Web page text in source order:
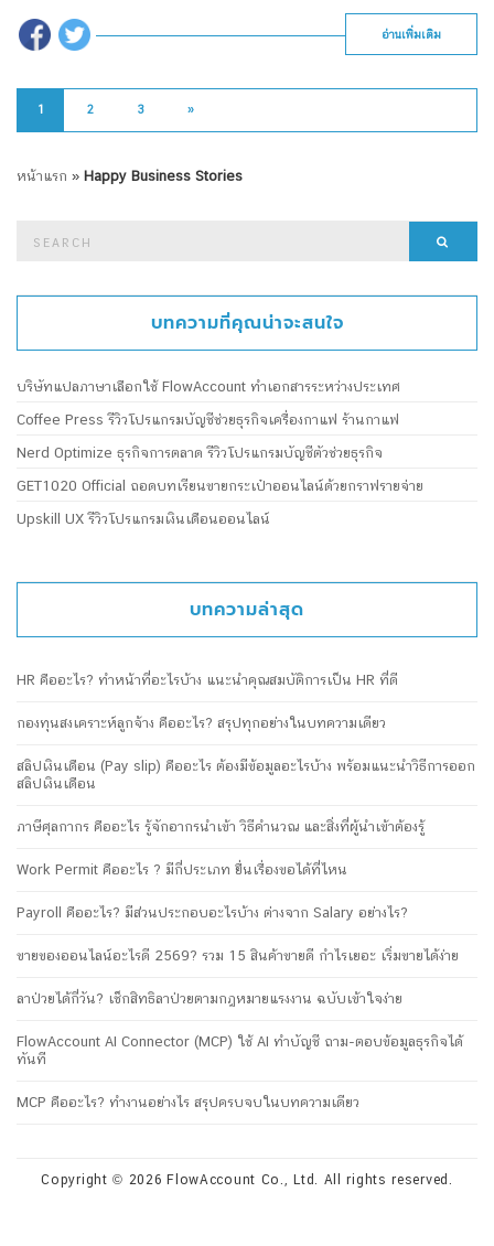
อ่านเพิ่มเติม
1 2 3 »
หน้าแรก » Happy Business Stories
บทความที่คุณน่าจะสนใจ
บริษัทแปลภาษาเลือกใช้ FlowAccount ทำเอกสารระหว่างประเทศ
Coffee Press รีวิวโปรแกรมบัญชีช่วยธุรกิจเครื่องกาแฟ ร้านกาแฟ
Nerd Optimize ธุรกิจการตลาด รีวิวโปรแกรมบัญชีตัวช่วยธุรกิจ
GET1020 Official ถอดบทเรียนขายกระเป๋าออนไลน์ด้วยกราฟรายจ่าย
Upskill UX รีวิวโปรแกรมเงินเดือนออนไลน์
บทความล่าสุด
HR คืออะไร? ทำหน้าที่อะไรบ้าง แนะนำคุณสมบัติการเป็น HR ที่ดี
กองทุนสงเคราะห์ลูกจ้าง คืออะไร? สรุปทุกอย่างในบทความเดียว
สลิปเงินเดือน (Pay slip) คืออะไร ต้องมีข้อมูลอะไรบ้าง พร้อมแนะนำวิธีการออก
สลิปเงินเดือน
ภาษีศุลกากร คืออะไร รู้จักอากรนำเข้า วิธีคำนวณ และสิ่งที่ผู้นำเข้าต้องรู้
Work Permit คืออะไร ? มีกี่ประเภท ยื่นเรื่องขอได้ที่ไหน
Payroll คืออะไร? มีส่วนประกอบอะไรบ้าง ต่างจาก Salary อย่างไร?
ขายของออนไลน์อะไรดี 2569? รวม 15 สินค้าขายดี กำไรเยอะ เริ่มขายได้ง่าย
ลาป่วยได้กี่วัน? เช็กสิทธิลาป่วยตามกฎหมายแรงงาน ฉบับเข้าใจง่าย
FlowAccount AI Connector (MCP) ใช้ AI ทำบัญชี ถาม-ตอบข้อมูลธุรกิจได้
ทันที
MCP คืออะไร? ทำงานอย่างไร สรุปครบจบในบทความเดียว
Copyright © 2026 FlowAccount Co., Ltd. All rights reserved.